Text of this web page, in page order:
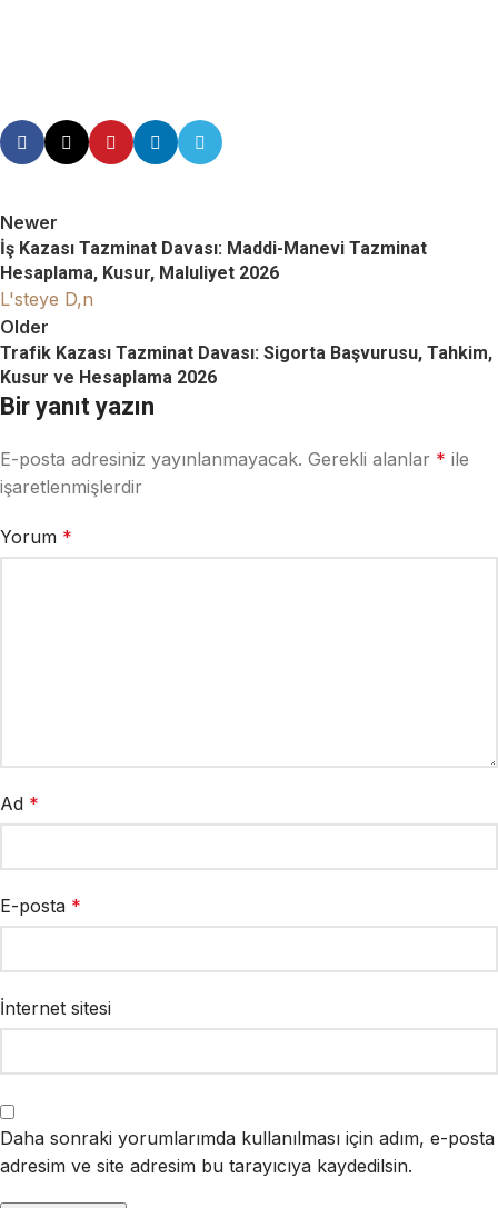
Newer
İş Kazası Tazminat Davası: Maddi-Manevi Tazminat
Hesaplama, Kusur, Maluliyet 2026
L'steye D,n
Older
Trafik Kazası Tazminat Davası: Sigorta Başvurusu, Tahkim,
Kusur ve Hesaplama 2026
Bir yanıt yazın
E-posta adresiniz yayınlanmayacak. Gerekli alanlar * ile
işaretlenmişlerdir
Yorum *
Ad *
E-posta *
İnternet sitesi
Daha sonraki yorumlarımda kullanılması için adım, e-posta
adresim ve site adresim bu tarayıcıya kaydedilsin.